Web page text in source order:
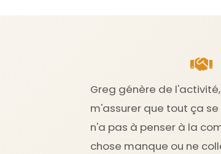
Greg génère de
m'assurer que tout ça
n'a pas à penser à la
chose manque ou ne